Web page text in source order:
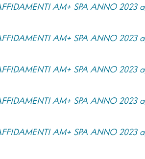
AM+ SPA ANNO 2023
AM+ SPA ANNO 2023
AM+ SPA ANNO 2023
AM+ SPA ANNO 2023
AM+ SPA ANNO 2023